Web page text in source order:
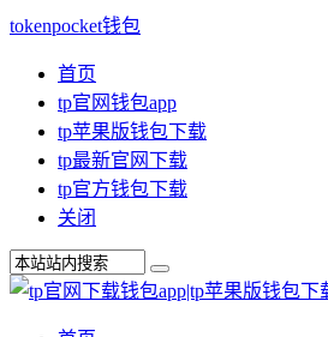
tokenpocket钱包
首页
tp官网钱包app
tp苹果版钱包下载
tp最新官网下载
tp官方钱包下载
关闭